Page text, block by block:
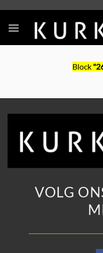
content
Block
VOLG